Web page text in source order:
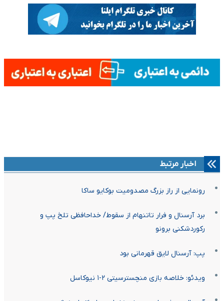
اخبار مرتبط
رونمایی از راز بزرگ مصدومیت بوکایو ساکا
برد آرسنال و فرار تاتنهام از سقوط/ خداحافظی تلخ پپ و
رکوردشکنی برونو
پپ: آرسنال لایق قهرمانی بود
ویدئو: خلاصه بازی منچسترسیتی ۲-۱ نیوکاسل